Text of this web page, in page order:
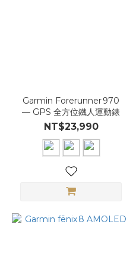
Garmin Forerunner 970
— GPS 全方位鐵人運動錶
NT$23,990